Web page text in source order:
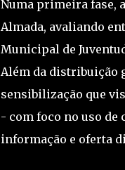
Numa primeira fase,
Almada, avaliando
Municipal de
Além da distribuição
sensibilização que
- com foco no uso de
informação e oferta